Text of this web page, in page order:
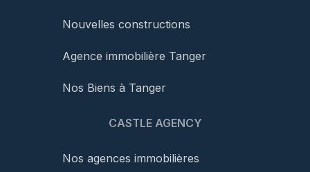
Nouvelles constructions
Agence immobilière Tanger
Nos Biens à Tanger
CASTLE AGENCY
Nos agences immobilières